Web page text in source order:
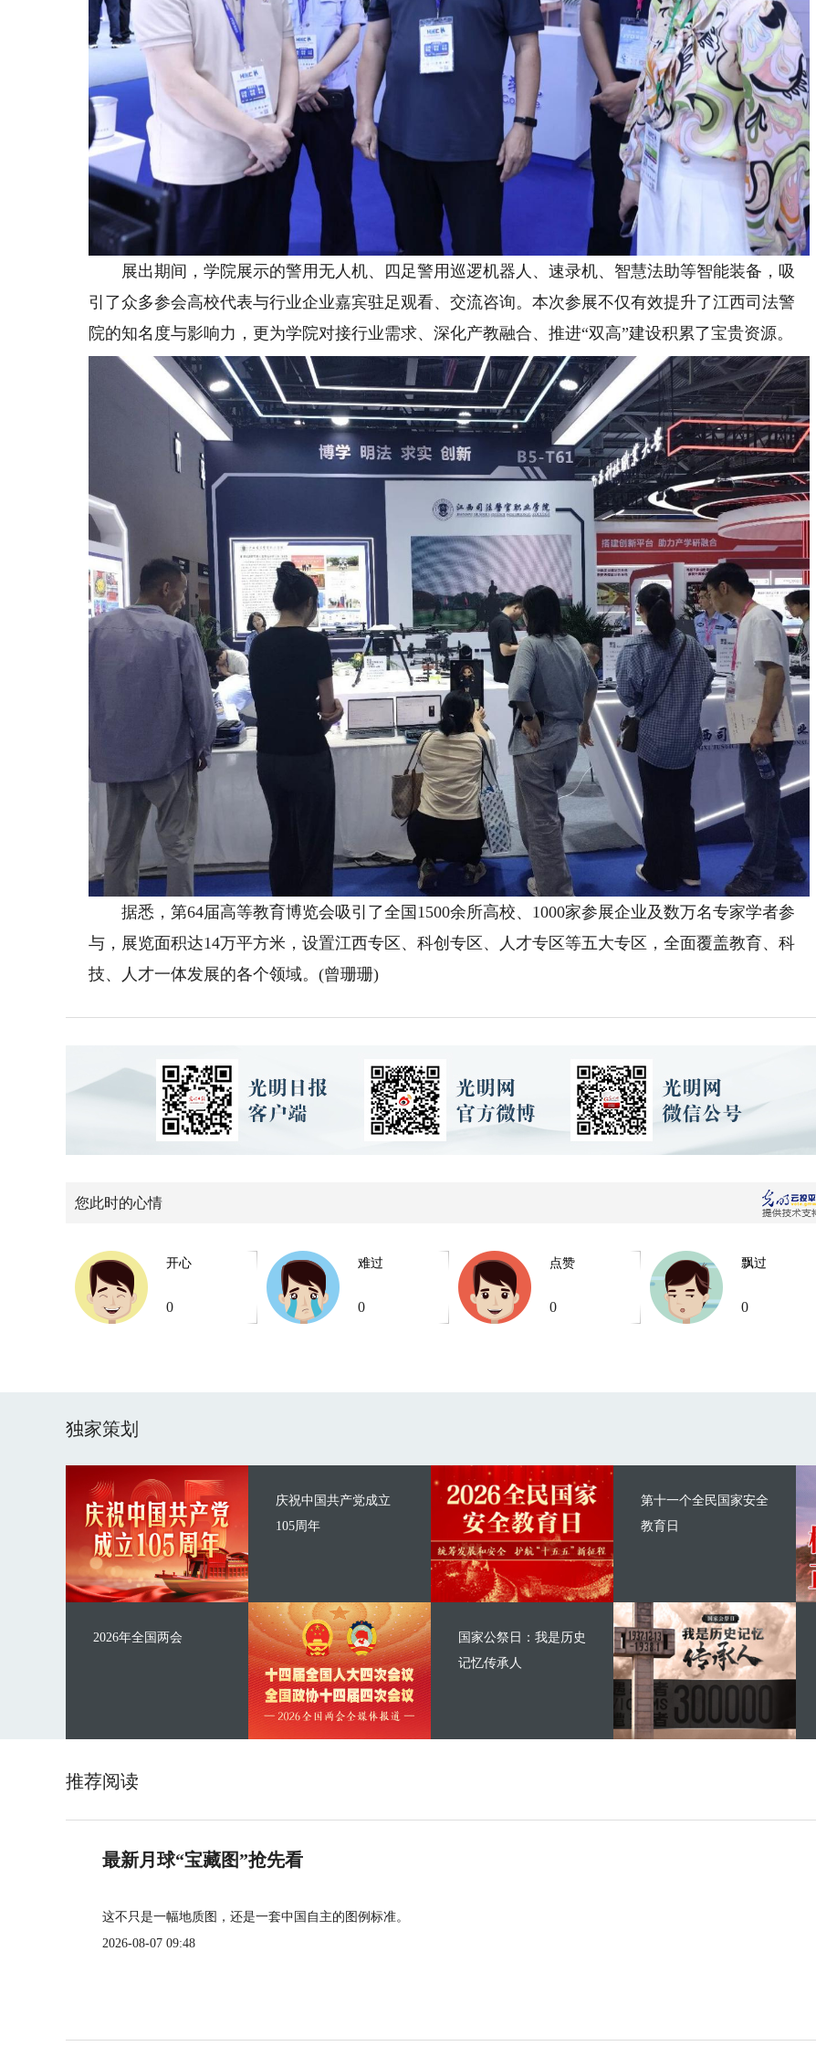
展出期间，学院展示的警用无人机、四足警用巡逻机器人、速录机、智慧法助等智能装备，吸
引了众多参会高校代表与行业企业嘉宾驻足观看、交流咨询。本次参展不仅有效提升了江西司法警
院的知名度与影响力，更为学院对接行业需求、深化产教融合、推进“双高”建设积累了宝贵资源。
据悉，第64届高等教育博览会吸引了全国1500余所高校、1000家参展企业及数万名专家学者参
与，展览面积达14万平方米，设置江西专区、科创专区、人才专区等五大专区，全面覆盖教育、科
技、人才一体发展的各个领域。(曾珊珊)
您此时的心情
开心
0
难过
0
点赞
0
飘过
0
独家策划
庆祝中国共产党成立
105周年
2026年全国两会
第十一个全民国家安全
教育日
国家公祭日：我是历史
记忆传承人
推荐阅读
最新月球“宝藏图”抢先看
这不只是一幅地质图，还是一套中国自主的图例标准。
2026-08-07 09:48